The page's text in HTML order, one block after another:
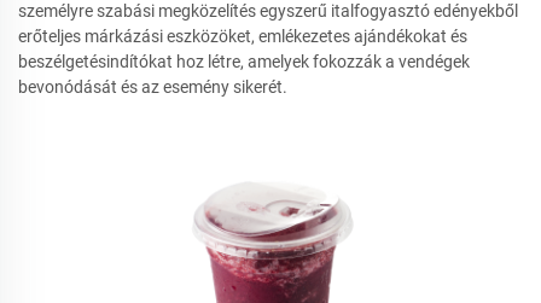
személyre szabási megközelítés egyszerű italfogyasztó edényekből
erőteljes márkázási eszközöket, emlékezetes ajándékokat és
beszélgetésindítókat hoz létre, amelyek fokozzák a vendégek
bevonódását és az esemény sikerét.